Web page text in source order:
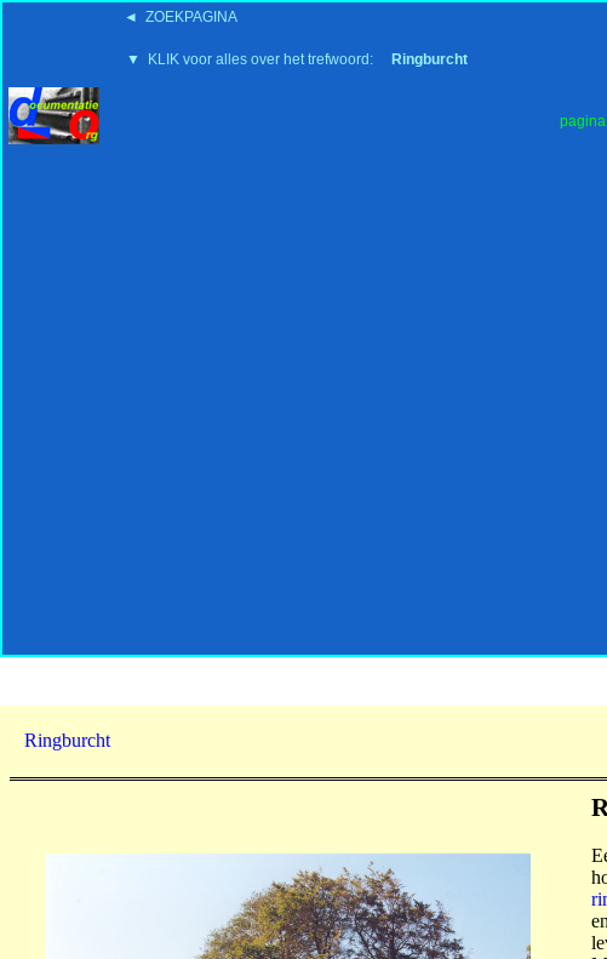
◄ ZOEKPAGINA
▼ KLIK voor alles over het trefwoord: Ringburcht
pagina
'15:19 19-2-2008